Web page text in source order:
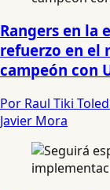
Rangers en la
refuerzo en el
campeón con
Por Raul Tiki
Javier Mora